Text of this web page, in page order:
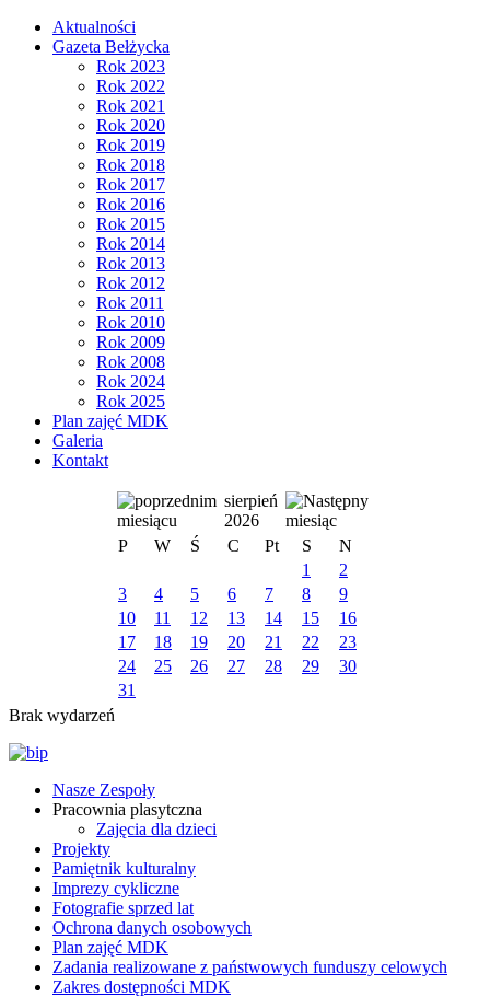
Aktualności
Gazeta Bełżycka
Rok 2023
Rok 2022
Rok 2021
Rok 2020
Rok 2019
Rok 2018
Rok 2017
Rok 2016
Rok 2015
Rok 2014
Rok 2013
Rok 2012
Rok 2011
Rok 2010
Rok 2009
Rok 2008
Rok 2024
Rok 2025
Plan zajęć MDK
Galeria
Kontakt
sierpień
2026
P
W Ś C Pt S
N
1
2
3
4 5 6 7 8
9
10
11 12 13 14 15
16
17
18 19 20 21 22
23
24
25 26 27 28 29
30
31
Brak wydarzeń
Nasze Zespoły
Pracownia plasytczna
Zajęcia dla dzieci
Projekty
Pamiętnik kulturalny
Imprezy cykliczne
Fotografie sprzed lat
Ochrona danych osobowych
Plan zajęć MDK
Zadania realizowane z państwowych funduszy celowych
Zakres dostępności MDK